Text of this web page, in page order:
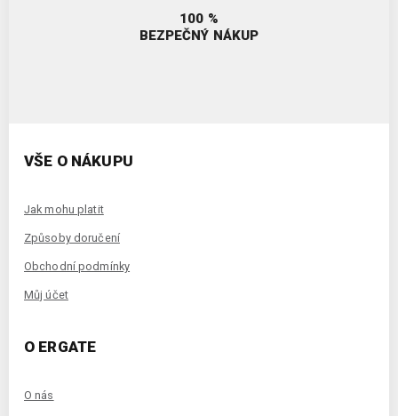
100 %
BEZPEČNÝ NÁKUP
VŠE O NÁKUPU
Jak mohu platit
Způsoby doručení
Obchodní podmínky
Můj účet
O ERGATE
O nás